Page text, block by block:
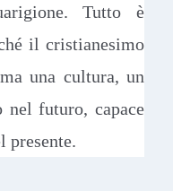
Tutto è
il cristianesimo
una cultura, un
nel futuro, capace
presente.